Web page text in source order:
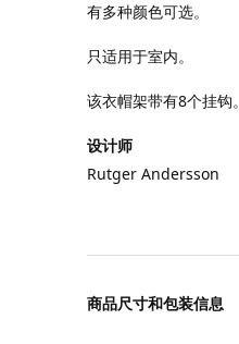
有多种颜色可选。
只适用于室内。
该衣帽架带有8个挂钩。
设计师
Rutger Andersson
商品尺寸和包装信息